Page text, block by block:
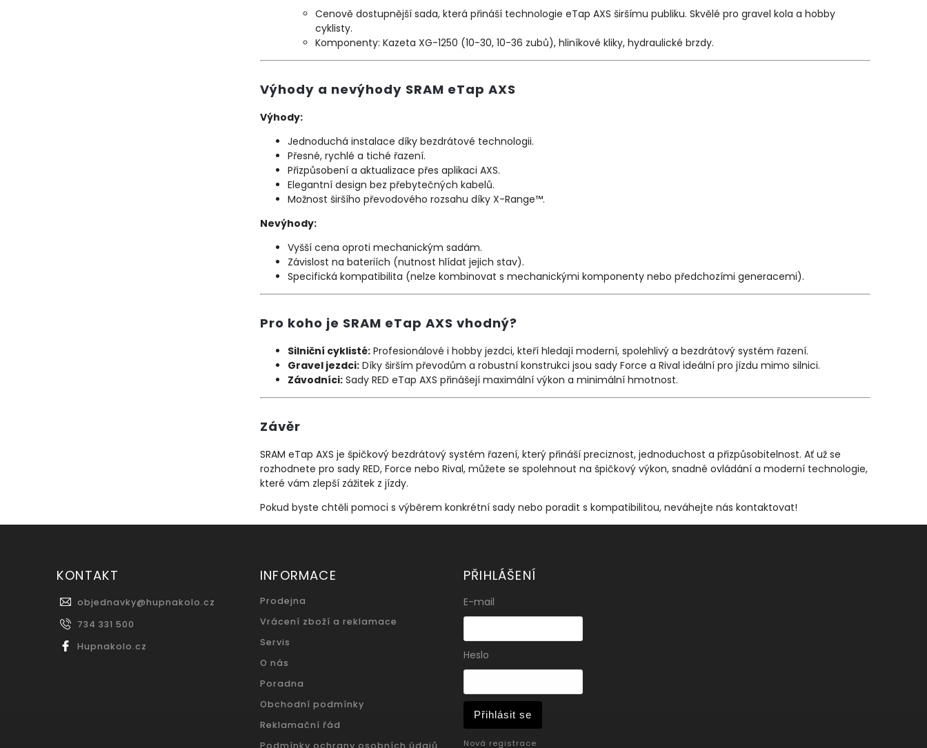
Cenově dostupnější sada, která přináší technologie eTap AXS širšímu publiku. Skvělé pro gravel kola a hobby
cyklisty.
Komponenty: Kazeta XG-1250 (10-30, 10-36 zubů), hliníkové kliky, hydraulické brzdy.
Výhody a nevýhody SRAM eTap AXS
Výhody:
Jednoduchá instalace díky bezdrátové technologii.
Přesné, rychlé a tiché řazení.
Přizpůsobení a aktualizace přes aplikaci AXS.
Elegantní design bez přebytečných kabelů.
Možnost širšího převodového rozsahu díky X-Range™.
Nevýhody:
Vyšší cena oproti mechanickým sadám.
Závislost na bateriích (nutnost hlídat jejich stav).
Specifická kompatibilita (nelze kombinovat s mechanickými komponenty nebo předchozími generacemi).
Pro koho je SRAM eTap AXS vhodný?
Silniční cyklisté: Profesionálové i hobby jezdci, kteří hledají moderní, spolehlivý a bezdrátový systém řazení.
Gravel jezdci: Díky širším převodům a robustní konstrukci jsou sady Force a Rival ideální pro jízdu mimo silnici.
Závodníci: Sady RED eTap AXS přinášejí maximální výkon a minimální hmotnost.
Závěr
SRAM eTap AXS je špičkový bezdrátový systém řazení, který přináší preciznost, jednoduchost a přizpůsobitelnost. Ať už se
rozhodnete pro sady RED, Force nebo Rival, můžete se spolehnout na špičkový výkon, snadné ovládání a moderní technologie,
které vám zlepší zážitek z jízdy.
Pokud byste chtěli pomoci s výběrem konkrétní sady nebo poradit s kompatibilitou, neváhejte nás kontaktovat!
KONTAKT
objednavky@hupnakolo.cz
734 331 500
Hupnakolo.cz
INFORMACE
Prodejna
Vrácení zboží a reklamace
Servis
O nás
Poradna
Obchodní podmínky
Reklamační řád
PŘIHLÁŠENÍ
E-mail
Heslo
Přihlásit se
Nová registrace